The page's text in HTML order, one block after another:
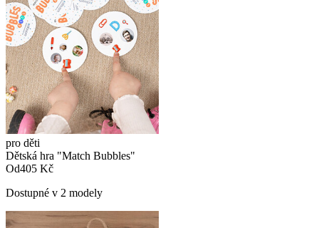
pro děti
Dětská hra "Match Bubbles"
Od405 Kč
Dostupné v 2 modely